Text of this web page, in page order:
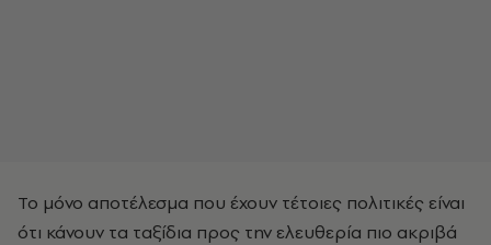
Το μόνο αποτέλεσμα που έχουν τέτοιες πολιτικές είναι
ότι κάνουν τα ταξίδια προς την ελευθερία πιο ακριβά